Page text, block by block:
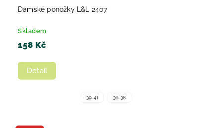
Dámské ponožky L&L 2407
Skladem
158 Kč
Detail
39-41 36-38